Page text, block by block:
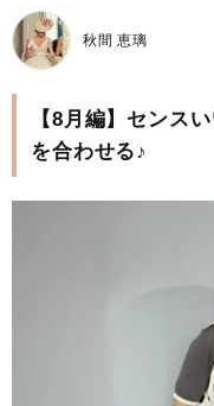
秋間 恵璃
【8月編】センス
を合わせる♪